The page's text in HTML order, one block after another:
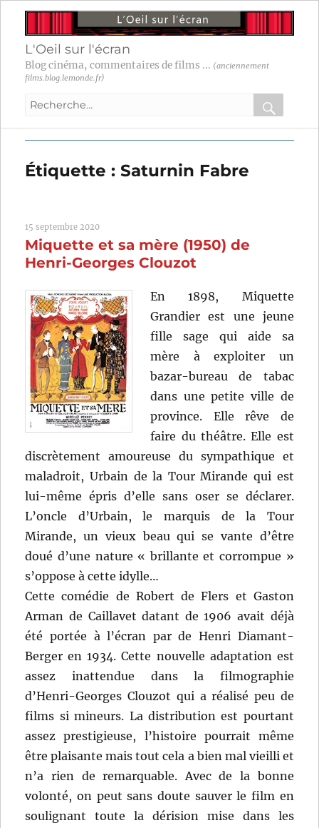
L'Oeil sur l'écran
Blog cinéma, commentaires de films ... (anciennement
films.blog.lemonde.fr)
Recherche
:
OK
Étiquette :Saturnin Fabre
15 septembre 2020
Miquette et sa mère (1950) de
Henri-Georges Clouzot
En 1898, Miquette
Grandier est une jeune
fille sage qui aide sa
mère à exploiter un
bazar-bureau de tabac
dans une petite ville de
province. Elle rêve de
faire du théâtre. Elle est
discrètement amoureuse du sympathique et
maladroit, Urbain de la Tour Mirande qui est
lui-même épris d’elle sans oser se déclarer.
L’oncle d’Urbain, le marquis de la Tour
Mirande, un vieux beau qui se vante d’être
doué d’une nature « brillante et corrompue »
s’oppose à cette idylle…
Cette comédie de Robert de Flers et Gaston
Arman de Caillavet datant de 1906 avait déjà
été portée à l’écran par de Henri Diamant-
Berger en 1934. Cette nouvelle adaptation est
assez inattendue dans la filmographie
d’Henri-Georges Clouzot qui a réalisé peu de
films si mineurs. La distribution est pourtant
assez prestigieuse, l’histoire pourrait même
être plaisante mais tout cela a bien mal vieilli et
n’a rien de remarquable. Avec de la bonne
volonté, on peut sans doute sauver le film en
soulignant toute la dérision mise dans les